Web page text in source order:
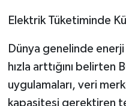
Elektrik Tüketiminde
Dünya genelinde enerji
hızla arttığını
uygulamaları, veri
kapasitesi gerektiren